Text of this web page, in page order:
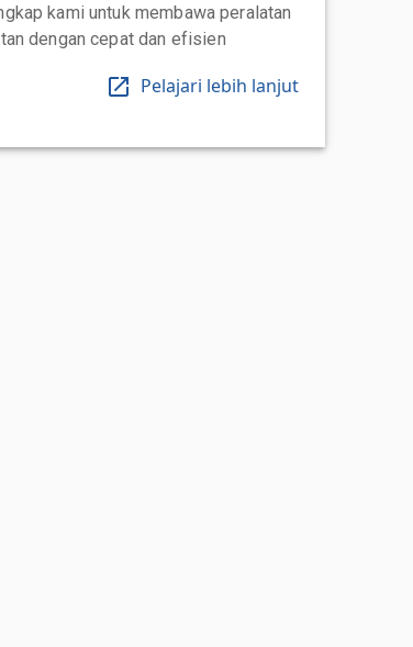
kami untuk membawa peralatan
dengan cepat dan efisien
Pelajari lebih lanjut